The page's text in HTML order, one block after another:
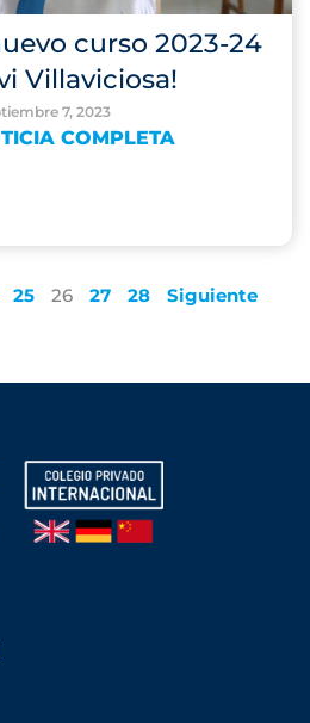
curso 2023-24
Villaviciosa!
7, 2023
COMPLETA
25 26 27 28 Siguiente